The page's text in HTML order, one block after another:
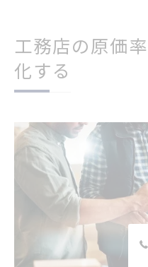
工務店の原価
化する